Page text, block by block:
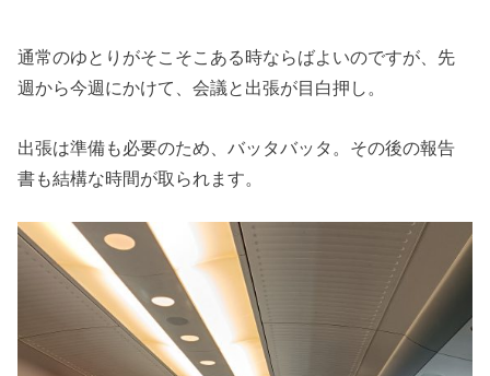
通常のゆとりがそこそこある時ならばよいのですが、先
週から今週にかけて、会議と出張が目白押し。
出張は準備も必要のため、バッタバッタ。その後の報告
書も結構な時間が取られます。